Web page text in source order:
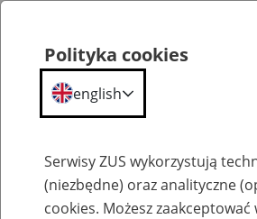
Bieżące wyjaśnienia komórek merytorycznych
Polityka cookies
english
Serwisy ZUS wykorzystują
(niezbędne) oraz analityczne
cookies. Możesz